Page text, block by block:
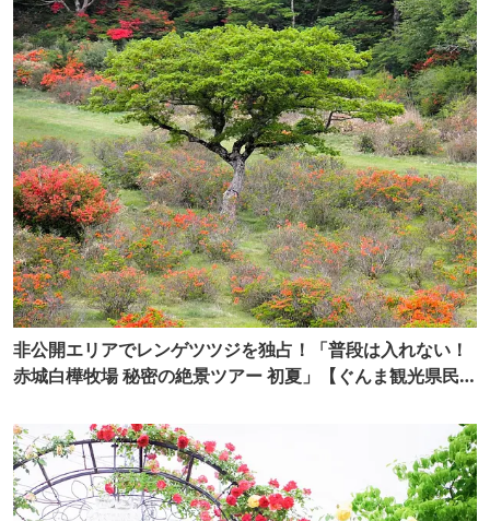
非公開エリアでレンゲツツジを独占！「普段は入れない！
赤城白樺牧場 秘密の絶景ツアー 初夏」【ぐんま観光県民ラ